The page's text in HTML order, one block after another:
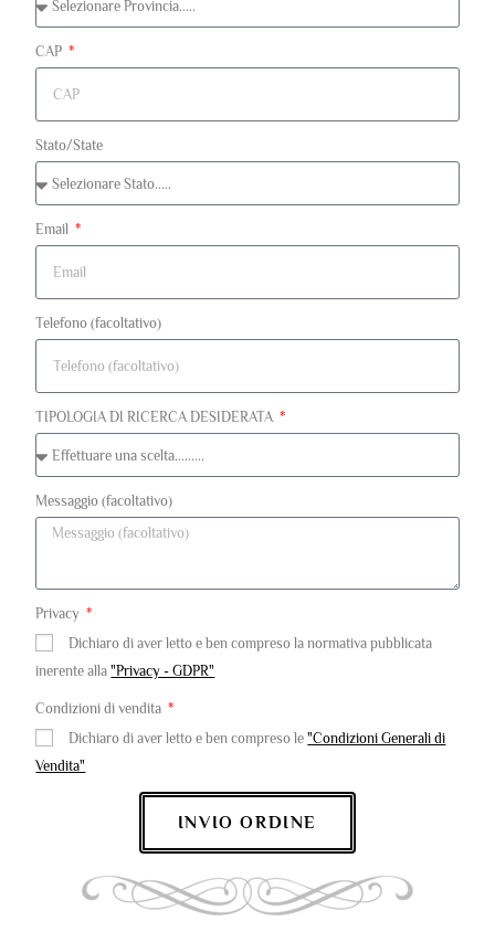
CAP
Stato/State
Email
Telefono (facoltativo)
TIPOLOGIA DI RICERCA DESIDERATA
Messaggio (facoltativo)
Privacy
Dichiaro di aver letto e ben compreso la normativa pubblicata
inerente alla"Privacy - GDPR"
Condizioni di vendita
Dichiaro di aver letto e ben compreso le"Condizioni Generali di
Vendita"
INVIO ORDINE